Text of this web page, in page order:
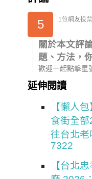
5 1位網友投
關於本文評
題、方法，
歡迎一起點擊星
延伸閱讀
【懶人
食街全
往台北老
7322
【台北